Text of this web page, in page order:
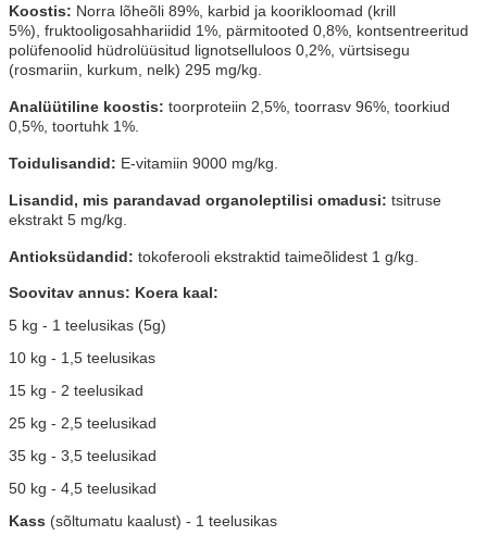
Koostis: Norra lõheõli 89%, karbid ja koorikloomad (krill
5%), fruktooligosahhariidid 1%, pärmitooted 0,8%, kontsentreeritud
polüfenoolid hüdrolüüsitud lignotselluloos 0,2%, vürtsisegu
(rosmariin, kurkum, nelk) 295 mg/kg.
Analüütiline koostis: toorproteiin 2,5%, toorrasv 96%, toorkiud
0,5%, toortuhk 1%.
Toidulisandid: E-vitamiin 9000 mg/kg.
Lisandid, mis parandavad organoleptilisi omadusi: tsitruse
ekstrakt 5 mg/kg.
Antioksüdandid: tokoferooli ekstraktid taimeõlidest 1 g/kg.
Soovitav annus: Koera kaal:
5 kg - 1 teelusikas (5g)
10 kg - 1,5 teelusikas
15 kg - 2 teelusikad
25 kg - 2,5 teelusikad
35 kg - 3,5 teelusikad
50 kg - 4,5 teelusikad
Kass (sõltumatu kaalust) - 1 teelusikas